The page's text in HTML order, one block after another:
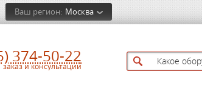
Ваш регион: Москва
374-50-22
заказ и консультации